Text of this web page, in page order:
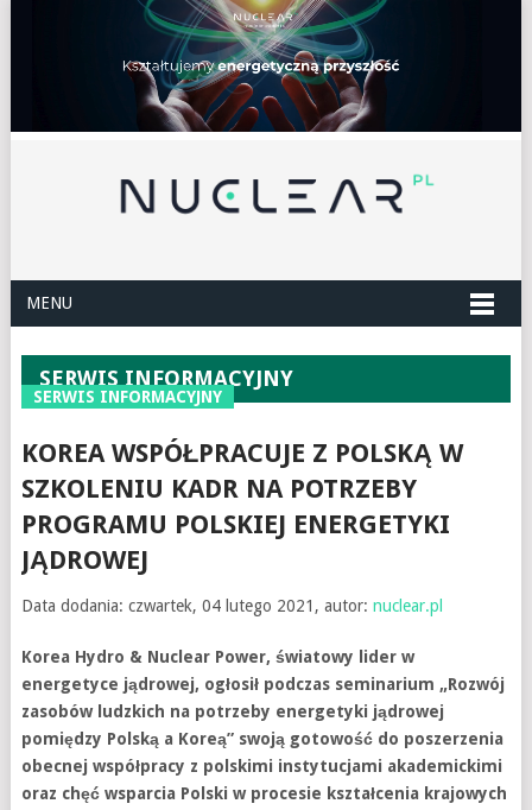
MENU
SERWIS INFORMACYJNY
KOREA WSPÓŁPRACUJE Z POLSKĄ W
SZKOLENIU KADR NA POTRZEBY
PROGRAMU POLSKIEJ ENERGETYKI
JĄDROWEJ
Data dodania: czwartek, 04 lutego 2021, autor: nuclear.pl
Korea Hydro & Nuclear Power, światowy lider w
energetyce jądrowej, ogłosił podczas seminarium „Rozwój
zasobów ludzkich na potrzeby energetyki jądrowej
pomiędzy Polską a Koreą” swoją gotowość do poszerzenia
obecnej współpracy z polskimi instytucjami akademickimi
oraz chęć wsparcia Polski w procesie kształcenia krajowych
SERWIS INFORMACYJNY